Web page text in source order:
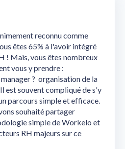
reconnu comme
êtes 65% à l'avoir intégré
! Mais, vous êtes nombreux
vous y prendre :
? organisation de la
est souvent compliqué de s'y
parcours simple et efficace.
souhaité partager
simple de Workelo et
RH majeurs sur ce